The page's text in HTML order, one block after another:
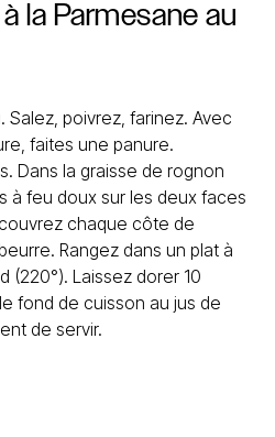
à la Parmesane au
poivrez, farinez. Avec
faites une panure.
Dans la graisse de rognon
à feu doux sur les deux faces
chaque côte de
Rangez dans un plat à
(220°). Laissez dorer 10
fond de cuisson au jus de
de servir.